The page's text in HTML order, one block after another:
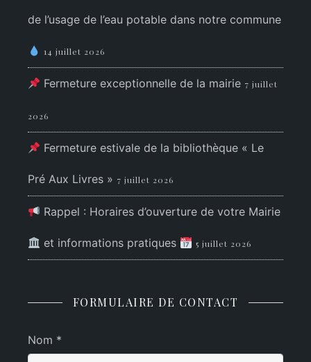
de l’usage de l’eau potable dans notre commune
14 juillet 2026
Fermeture exceptionnelle de la mairie 7 juillet
2026
Fermeture estivale de la bibliothèque « Le
Pré Aux Livres » 7 juillet 2026
Rappel : Horaires d’ouverture de votre Mairie
et informations pratiques 5 juillet 2026
FORMULAIRE DE CONTACT
Nom *